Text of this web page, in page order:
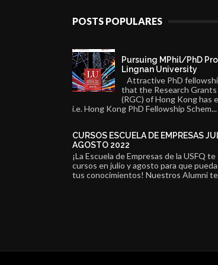
POSTS POPULARES
Pursuing MPhil/PhD
Lingnan University
Attractive PhD
that the Research Grants
(RGC) of Hong Kong has
i.e. Hong Kong PhD Fellowship Schem...
CURSOS ESCUELA DE EMPRESAS
AGOSTO 2022
¡La Escuela de Empresas de la USFQ
cursos en julio y agosto para que
tus conocimientos! Nuestros Alumni